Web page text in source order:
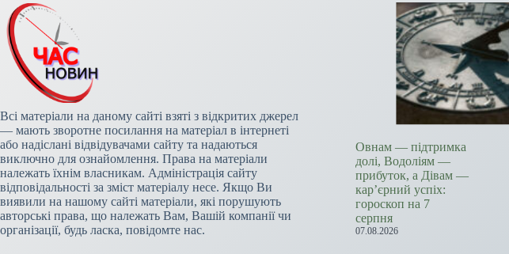
Всі матеріали на даному сайті взяті з відкритих джерел
— мають зворотне посилання на матеріал в інтернеті
або надіслані відвідувачами сайту та надаються
виключно для ознайомлення. Права на матеріали
належать їхнім власникам. Адміністрація сайту
відповідальності за зміст матеріалу несе. Якщо Ви
виявили на нашому сайті матеріали, які порушують
авторські права, що належать Вам, Вашій компанії чи
організації, будь ласка, повідомте нас.
Овнам — підтримка
долі, Водоліям —
прибуток, а Дівам —
кар’єрний успіх:
гороскоп на 7
серпня
07.08.2026